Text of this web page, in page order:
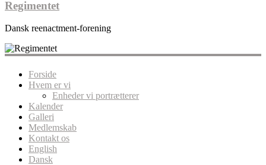
Regimentet
Dansk reenactment-forening
Forside
Hvem er vi
Enheder vi portrætterer
Kalender
Galleri
Medlemskab
Kontakt os
English
Dansk